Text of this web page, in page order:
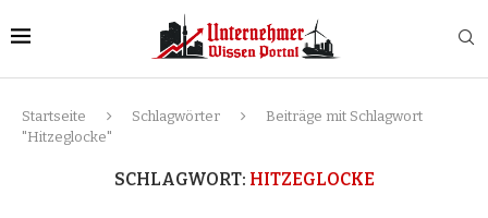
Startseite Schlagwörter
Beiträge mit Schlagwort
"Hitzeglocke"
SCHLAGWORT: HITZEGLOCKE